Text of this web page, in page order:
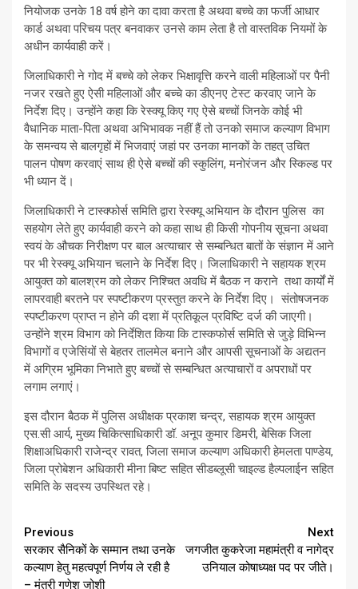
नियोजक उनके 18 वर्ष होने का दावा करता है अथवा बच्चे का फर्जी आधार
कार्ड अथवा परिचय पत्र बनवाकर उनसे काम लेता है तो वास्तविक नियमों के
अधीन कार्यवाही करें।
जिलाधिकारी ने गोद में बच्चे को लेकर भिक्षावृत्ति करने वाली महिलाओं पर पैनी
नजर रखते हुए ऐसी महिलाओं और बच्चे का डीएनए टेस्ट करवाए जाने के
निर्देश दिए। उन्होंने कहा कि रेस्क्यू किए गए ऐसे बच्चों जिनके कोई भी
वैधानिक माता-पिता अथवा अभिभावक नहीं हैं तो उनको समाज कल्याण विभाग
के समन्वय से बालगृहों में भिजवाएं जहां पर उनका मानकों के तहत् उचित
पालन पोषण करवाएं साथ ही ऐसे बच्चों की स्कुलिंग, मनोरंजन और स्किल्ड पर
भी ध्यान दें।
जिलाधिकारी ने टास्क्फोर्स समिति द्वारा रेस्क्यू अभियान के दौरान पुलिस का
सहयोग लेते हुए कार्यवाही करने को कहा साथ ही किसी गोपनीय सूचना अथवा
स्वयं के औचक निरीक्षण पर बाल अत्याचार से सम्बन्धित बातों के संज्ञान में आने
पर भी रेस्क्यू अभियान चलाने के निर्देश दिए। जिलाधिकारी ने सहायक श्रम
आयुक्त को बालश्रम को लेकर निश्चित अवधि में बैठक न कराने तथा कार्यों में
लापरवाही बरतने पर स्पष्टीकरण प्रस्तुत करने के निर्देश दिए। संतोषजनक
स्पष्टीकरण प्राप्त न होने की दशा में प्रतिकूल प्रविष्टि दर्ज की जाएगी।
उन्होंने श्रम विभाग को निर्देशित किया कि टास्कफोर्स समिति से जुड़े विभिन्न
विभागों व एजेसिंयों से बेहतर तालमेल बनाने और आपसी सूचनाओं के अद्यतन
में अग्रिम भूमिका निभाते हुए बच्चों से सम्बन्धित अत्याचारों व अपराधों पर
लगाम लगाएं।
इस दौरान बैठक में पुलिस अधीक्षक प्रकाश चन्द्र, सहायक श्रम आयुक्त
एस.सी आर्य, मुख्य चिकित्साधिकारी डॉ. अनूप कुमार डिमरी, बेसिक जिला
शिक्षाअधिकारी राजेन्द्र रावत, जिला समाज कल्याण अधिकारी हेमलता पाण्डेय,
जिला प्रोबेशन अधिकारी मीना बिष्ट सहित सीडब्लूसी चाइल्ड हैल्पलाईन सहित
समिति के सदस्य उपस्थित रहे।
Continue
Reading
Previous
सरकार सैनिकों के सम्मान तथा उनके
कल्याण हेतु महत्वपूर्ण निर्णय ले रही है
– मंत्री गणेश जोशी
Next
जगजीत कुकरेजा महामंत्री व नागेद्र
उनियाल कोषाध्यक्ष पद पर जीते।